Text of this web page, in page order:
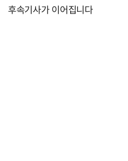
후속기사가 이어집니다